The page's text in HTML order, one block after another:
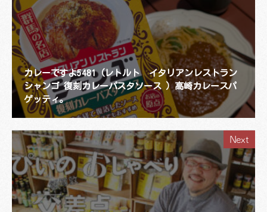
カレーですよ5481（レトルト イタリアンレストラン
シャンゴ 復刻カレーパスタソース ）高崎カレースパ
ゲッティ。
Next